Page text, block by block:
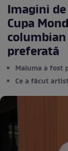
Imagini
Cupa
preferată
Maluma a fost
Ce a făcut